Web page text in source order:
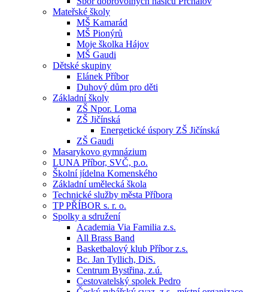
Mateřské školy
MŠ Kamarád
MŠ Pionýrů
Moje školka Hájov
MŠ Gaudi
Dětské skupiny
Elánek Příbor
Duhový dům pro děti
Základní školy
ZŠ Npor. Loma
ZŠ Jičínská
Energetické úspory ZŠ Jičínská
ZŠ Gaudi
Masarykovo gymnázium
LUNA Příbor, SVČ, p.o.
Školní jídelna Komenského
Základní umělecká škola
Technické služby města Příbora
TP PŘÍBOR s. r. o.
Spolky a sdružení
Academia Via Familia z.s.
All Brass Band
Basketbalový klub Příbor z.s.
Bc. Jan Tyllich, DiS.
Centrum Bystřina, z.ú.
Cestovatelský spolek Pedro